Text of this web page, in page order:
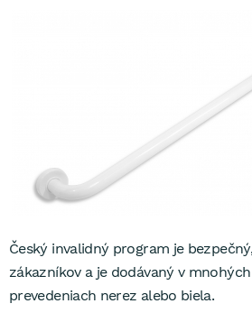
Český invalidný program je
zákazníkov a je dodávaný v
prevedeniach nerez alebo biela.